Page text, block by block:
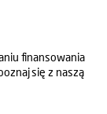
finansowania
się z naszą